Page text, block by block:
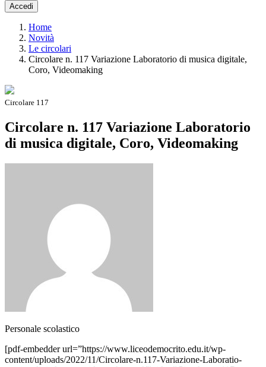
Accedi
Home
Novità
Le circolari
Circolare n. 117 Variazione Laboratorio di musica digitale,
Coro, Videomaking
Circolare 117
Circolare n. 117 Variazione Laboratorio
di musica digitale, Coro, Videomaking
Personale scolastico
[pdf-embedder url=”https://www.liceodemocrito.edu.it/wp-
content/uploads/2022/11/Circolare-n.117-Variazione-Laboratio-